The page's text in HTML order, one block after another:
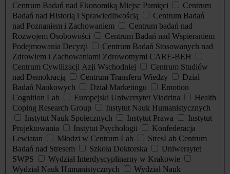
Centrum Badań nad Ekonomiką Miejsc Pamięci
Centrum
Badań nad Historią i Sprawiedliwością
Centrum Badań
nad Poznaniem i Zachowaniem
Centrum badań nad
Rozwojem Osobowości
Centrum Badań nad Wspieraniem
Podejmowania Decyzji
Centrum Badań Stosowanych nad
Zdrowiem i Zachowaniami Zdrowotnymi CARE-BEH
Centrum Cywilizacji Azji Wschodniej
Centrum Studiów
nad Demokracją
Centrum Transferu Wiedzy
Dział
Badań Naukowych
Dział Marketingu
Emotion
Cognition Lab
Europejski Uniwersytet Viadrina
Health
Coping Research Group
Instytut Nauk Humanistycznych
Instytut Nauk Społecznych
Instytut Prawa
Instytut
Projektowania
Instytut Psychologii
Konfederacja
Lewiatan
Młodzi w Centrum Lab
StresLab Centrum
Badań nad Stresem
Szkoła Doktorska
Uniwersytet
SWPS
Wydział Interdyscyplinarny w Krakowie
Wydział Nauk Humanistycznych
Wydział Nauk